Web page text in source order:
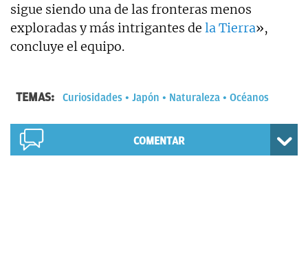
sigue siendo una de las fronteras menos
exploradas y más intrigantes de la Tierra»,
concluye el equipo.
TEMAS: Curiosidades Japón Naturaleza Océanos
COMENTAR